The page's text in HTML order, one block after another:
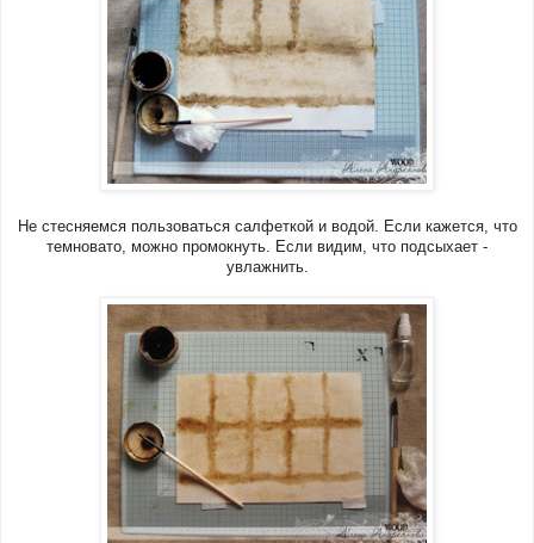
Не стесняемся пользоваться салфеткой и водой. Если кажется, что
темновато, можно промокнуть. Если видим, что подсыхает -
увлажнить.